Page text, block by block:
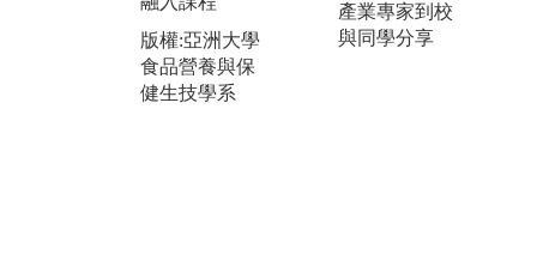
版權:亞洲大學
食品營養與保
健生技學系
結合理論與實
務，養成保健
產業專家到校
與同學分享